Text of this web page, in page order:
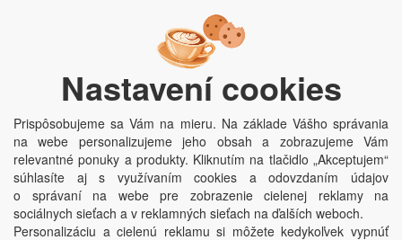
Trávník 2076, 686 03 Staré Město
Copyright © Penepex s.r.o. 2025, powered byABRA E-shop
Penepex s.r.o., Za Špicí 1798, 686 03 Staré Město; IČO: 03220923; DIČ:
Nastavení cookies
Prispôsobujeme sa Vám na mieru. Na základe Vášho správania
na webe personalizujeme jeho obsah a zobrazujeme Vám
relevantné ponuky a produkty. Kliknutím na tlačidlo „Akceptujem“
súhlasíte aj s využívaním cookies a odovzdaním údajov
o správaní na webe pre zobrazenie cielenej reklamy na
sociálnych sieťach a v reklamných sieťach na ďalších weboch.
Personalizáciu a cielenú reklamu si môžete kedykoľvek vypnúť